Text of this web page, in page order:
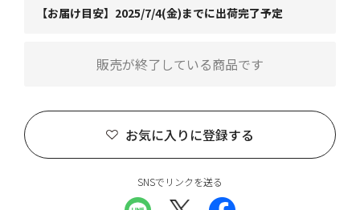
【お届け目安】2025/7/4(金)までに出荷完了予定
お気に入りに登録する
販売が終了している商品です
SNSでリンクを送る